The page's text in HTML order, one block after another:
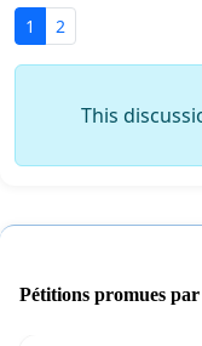
1 2
This
Pétitions promues